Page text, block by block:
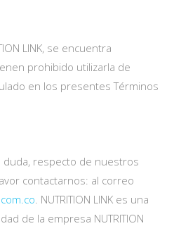
LINK, se encuentra
prohibido utilizarla de
en los presentes Términos
duda, respecto de nuestros
contactarnos: al correo
. NUTRITION LINK es una
de la empresa NUTRITION